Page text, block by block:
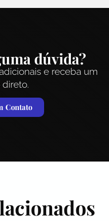
dúvida?
e receba um
Contato